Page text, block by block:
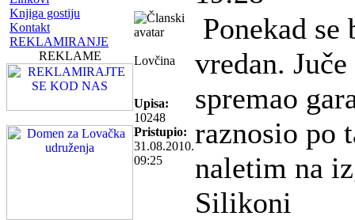
Knjiga gostiju
Kontakt
REKLAMIRANJE
REKLAME
Lovčina
Upisa:
10248
Pristupio:
31.08.2010.
09:25
Ponekad
vredan.
spremao
raznosio po
naletim na
Silikoni